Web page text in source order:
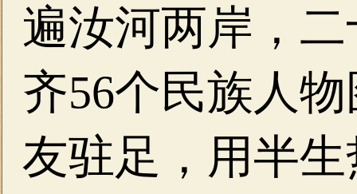
遍汝河两岸，
齐56个民族人
友驻足，用半